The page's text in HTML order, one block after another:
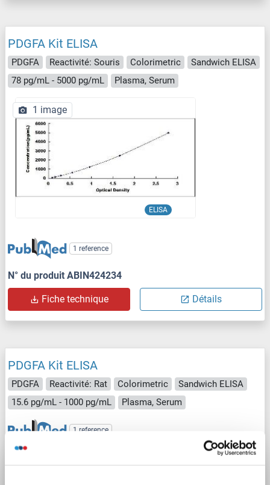
PDGFA Kit ELISA
PDGFA Reactivité: Souris Colorimetric
Sandwich ELISA
78 pg/mL - 5000 pg/mL
Plasma, Serum
ELISA
1 image
1 reference
N° du produit ABIN424234
Fiche technique Détails
PDGFA Kit ELISA
PDGFA Reactivité: Rat Colorimetric
Sandwich ELISA
15.6 pg/mL - 1000 pg/mL
Plasma, Serum
1 reference